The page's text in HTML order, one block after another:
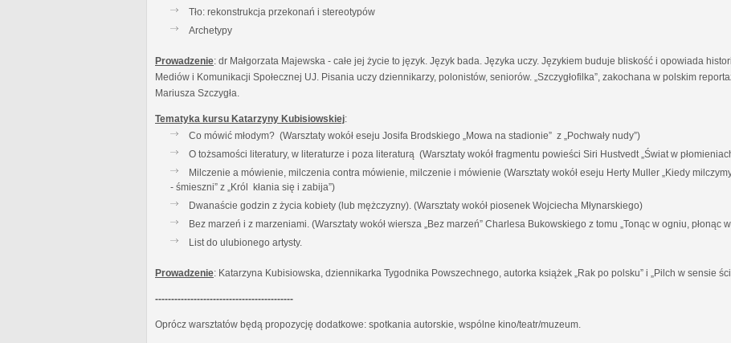
Tło: rekonstrukcja przekonań i stereotypów
Archetypy
Prowadzenie: dr Małgorzata Majewska - całe jej życie to język. Język bada. Języka uczy. Językiem buduje bliskość i opowiada
Mediów i Komunikacji Społecznej UJ. Pisania uczy dziennikarzy, polonistów, seniorów. „Szczygłofilka”, zakochana w polskim
Mariusza Szczygła.
Tematyka kursu Katarzyny Kubisiowskiej:
Co mówić młodym? (Warsztaty wokół eseju Josifa Brodskiego „Mowa na stadionie” z „Pochwały nudy”)
O tożsamości literatury, w literaturze i poza literaturą (Warsztaty wokół fragmentu powieści Siri Hustvedt „Świat w
Milczenie a mówienie, milczenia contra mówienie, milczenie i mówienie (Warsztaty wokół eseju Herty Muller „Kiedy
- śmieszni” z „Król kłania się i zabija”)
Dwanaście godzin z życia kobiety (lub mężczyzny). (Warsztaty wokół piosenek Wojciecha Młynarskiego)
Bez marzeń i z marzeniami. (Warsztaty wokół wiersza „Bez marzeń” Charlesa Bukowskiego z tomu „Tonąc w ogniu, płonąc
List do ulubionego artysty.
Prowadzenie: Katarzyna Kubisiowska, dziennikarka Tygodnika Powszechnego, autorka książek „Rak po polsku” i „Pilch w sensie
-------------------------------------------
Oprócz warsztatów będą propozycję dodatkowe: spotkania autorskie, wspólne kino/teatr/muzeum.